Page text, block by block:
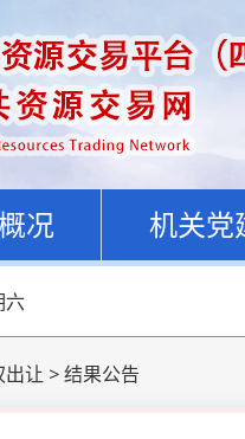
况 机关党
六
出让 >结果公告